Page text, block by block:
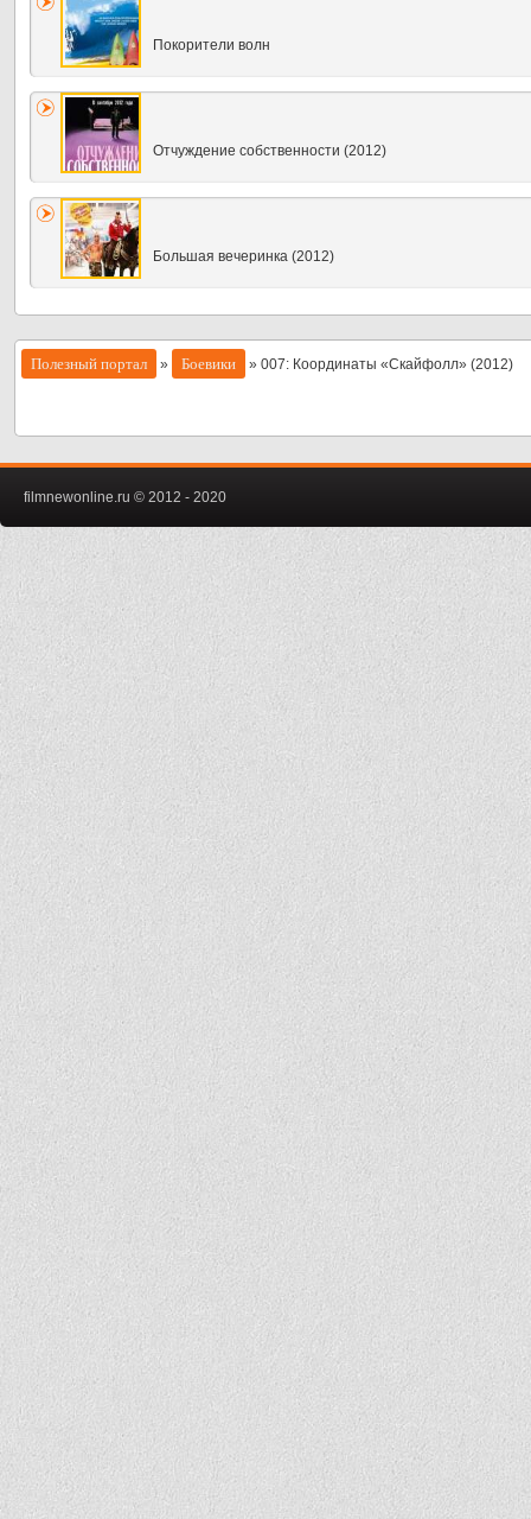
Покорители волн
Отчуждение собственности (2012)
Большая вечеринка (2012)
Полезный портал » Боевики » 007: Координаты «Скайфолл» (2012)
filmnewonline.ru © 2012 - 2020